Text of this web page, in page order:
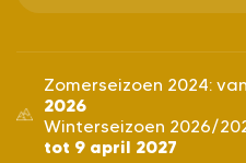
Zomerseizoen 2024: van
2026
Winterseizoen 2026/
tot 9 april 2027